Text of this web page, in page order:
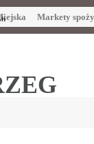
Markety